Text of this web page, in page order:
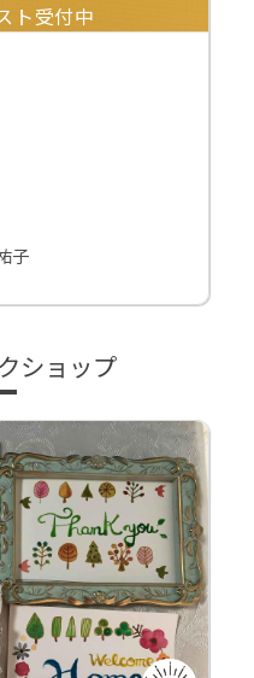
ト受付中
子
ショップ